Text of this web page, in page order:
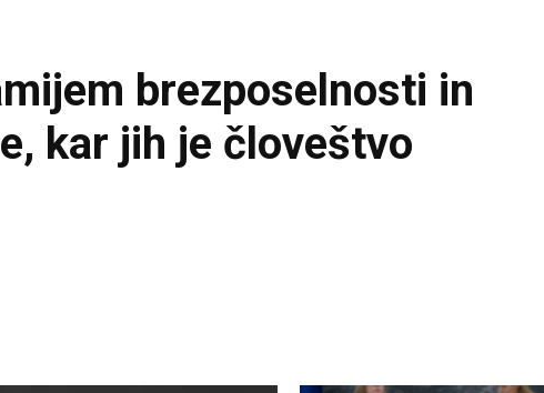
brezposelnosti in
kar jih je človeštvo